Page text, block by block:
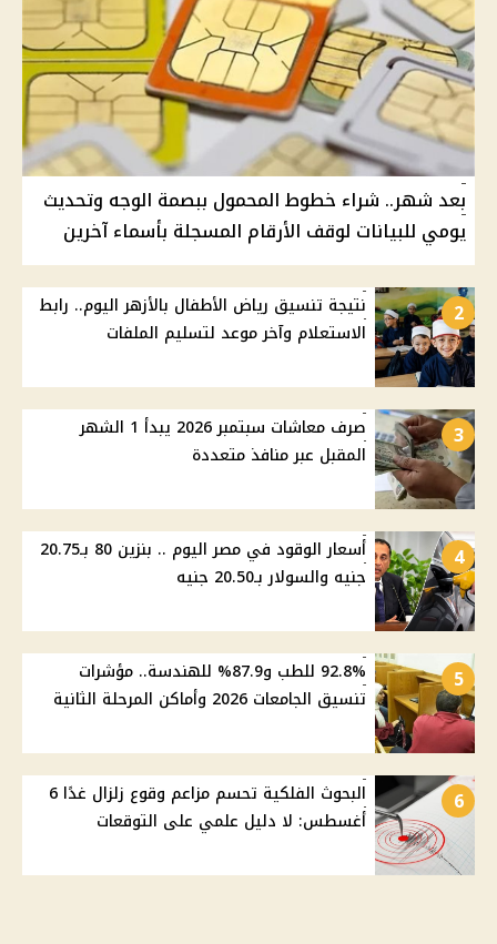
بعد شهر.. شراء خطوط المحمول ببصمة الوجه وتحديث
يومي للبيانات لوقف الأرقام المسجلة بأسماء آخرين
2
نتيجة تنسيق رياض الأطفال بالأزهر اليوم.. رابط
الاستعلام وآخر موعد لتسليم الملفات
3
صرف معاشات سبتمبر 2026 يبدأ 1 الشهر
المقبل عبر منافذ متعددة
4
أسعار الوقود في مصر اليوم .. بنزين 80 بـ20.75
جنيه والسولار بـ20.50 جنيه
5
92.8% للطب و87.9% للهندسة.. مؤشرات
تنسيق الجامعات 2026 وأماكن المرحلة الثانية
6
البحوث الفلكية تحسم مزاعم وقوع زلزال غدًا 6
أغسطس: لا دليل علمي على التوقعات